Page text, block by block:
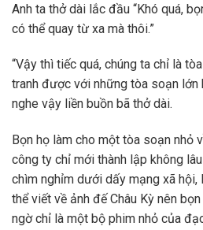
Anh ta thở dài lắc đầu “Khó quá,
có thể quay từ xa mà thôi.”
“Vậy thì tiếc quá, chúng ta chỉ là
tranh được với những tòa soạn lớn
nghe vậy liền buồn bã thở dài.
Bọn họ làm cho một tòa soạn nhỏ
công ty chỉ mới thành lập không
chìm nghỉm dưới dấy mạng xã hội,
thể viết về ảnh đế Châu Kỳ nên
ngờ chỉ là một bộ phim nhỏ của